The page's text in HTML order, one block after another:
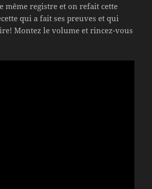
même registre et on refait cette
qui a fait ses preuves et qui
Montez le volume et rincez-vous